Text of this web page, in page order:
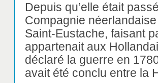
Depuis qu’elle était
Compagnie
Saint-Eustache, faisant
appartenait aux
déclaré la guerre en
avait été conclu entre la